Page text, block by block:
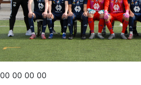
00 00 00 00